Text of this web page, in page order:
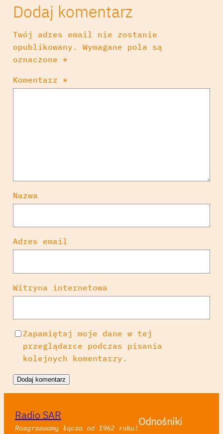
Dodaj komentarz
Twój adres email nie zostanie
opublikowany.
Wymagane pola są
oznaczone *
Komentarz *
Nazwa
Adres email
Witryna internetowa
Zapamiętaj moje dane w tej
przeglądarce podczas pisania
kolejnych komentarzy.
Radio SAR
Rozgrzewamy łącza od 1962 roku!Odnośniki